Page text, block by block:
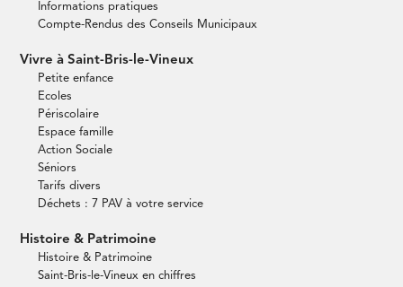
Informations pratiques
Compte-Rendus des Conseils Municipaux
Vivre à Saint-Bris-le-Vineux
Petite enfance
Ecoles
Périscolaire
Espace famille
Action Sociale
Séniors
Tarifs divers
Déchets : 7 PAV à votre service
Histoire & Patrimoine
Histoire & Patrimoine
Saint-Bris-le-Vineux en chiffres